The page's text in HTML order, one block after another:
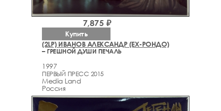
(2LP) ИВАНОВ АЛЕКСАНДР (EX-РОНДО)
– ГРЕШНОЙ ДУШИ ПЕЧАЛЬ
1997
ПЕРВЫЙ ПРЕСС 2015
Media Land
Россия
7,875 ₽
Купить